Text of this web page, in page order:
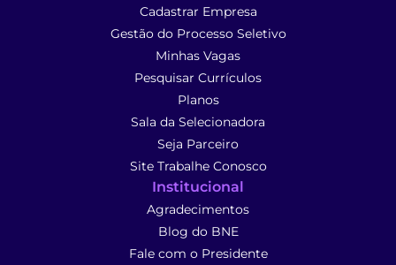
Cadastrar Empresa
Gestão do Processo Seletivo
Minhas Vagas
Pesquisar Currículos
Planos
Sala da Selecionadora
Seja Parceiro
Site Trabalhe Conosco
Institucional
Agradecimentos
Blog do BNE
Fale com o Presidente